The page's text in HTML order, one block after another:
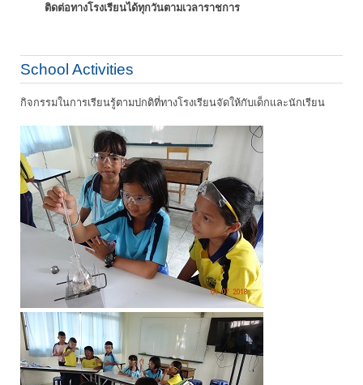
ติดต่อทางโรงเรียนได้ทุกวันตามเวลาราชการ
School Activities
กิจกรรมในการเรียนรู้ตามปกติที่ทางโรงเรียนจัดให้กับเด็กและนักเรียน